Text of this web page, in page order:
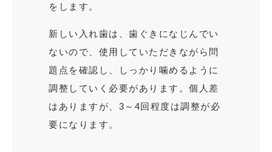
をします。
新しい入れ歯は、歯ぐきになじんでい
ないので、使用していただきながら問
題点を確認し、しっかり噛めるように
調整していく必要があります。個人差
はありますが、3～4回程度は調整が必
要になります。